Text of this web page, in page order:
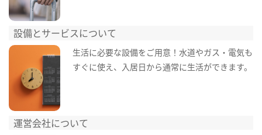
設備とサービスについて
生活に必要な設備をご用意！水道やガス・電気も
すぐに使え、入居日から通常に生活ができます。
運営会社について